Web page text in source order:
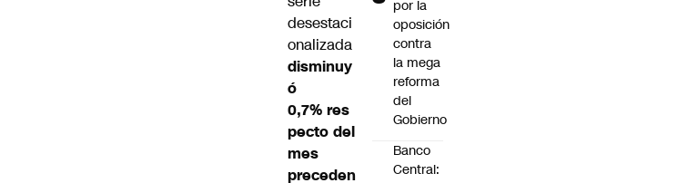
desestaci
onalizada
disminuy
ó
0,7% res
pecto del
mes
preceden
por la
oposición
contra
la mega
reforma
del
Gobierno
Banco
Central: